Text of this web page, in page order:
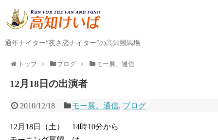
通年ナイター“夜さ恋ナイター”の高知競馬場
トップ ブログ モー展。通信
12月18日の出演者
2010/12/18 モー展。通信, ブログ
12月18日（土） 14時10分から